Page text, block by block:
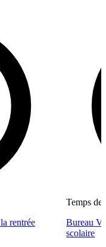
rentrée
Temps de
Bureau
scolaire